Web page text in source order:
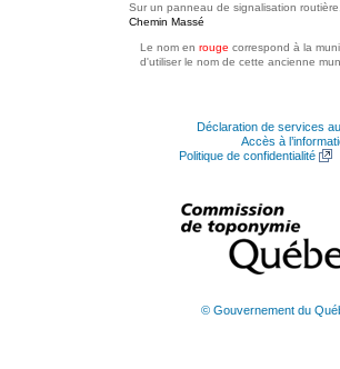
Sur un panneau de signalisation
Chemin Massé
Le nom en rouge correspond à la
d'utiliser le nom de cette ancienne
Déclaration de services
Accès à
Politique de confidentialité
© Gouvernement du